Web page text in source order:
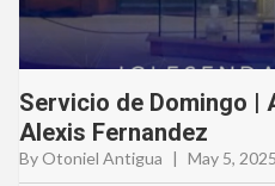
Servicio de Domingo |
Alexis Fernandez
By Otoniel Antigua | May 5, 2025